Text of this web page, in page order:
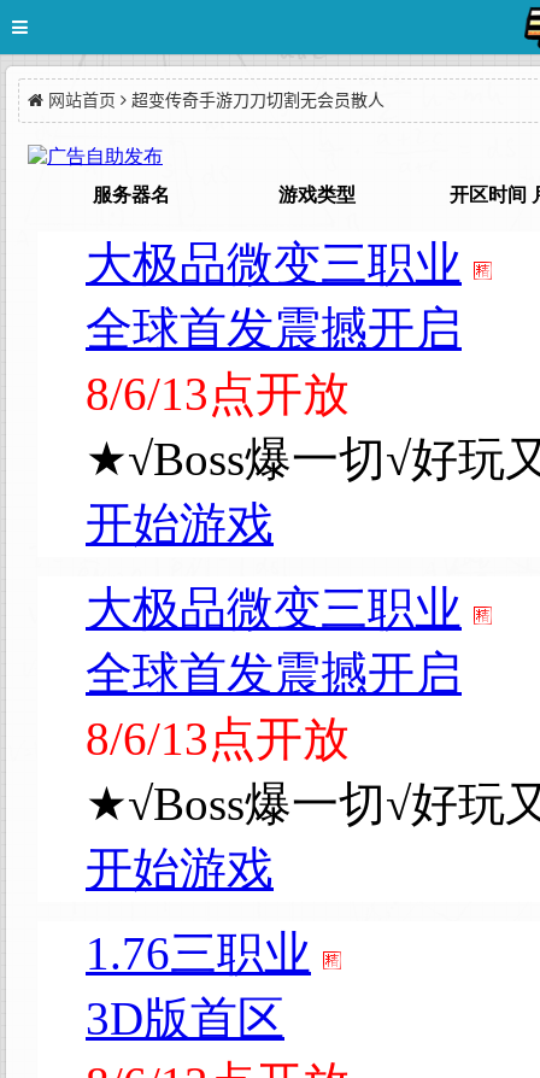
网站首页 超变传奇手游刀刀切割无会员散人